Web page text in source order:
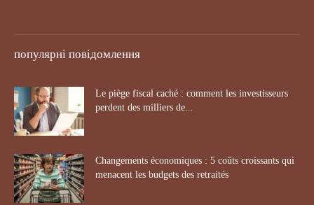
популярні повідомлення
Le piège fiscal caché : comment les investisseurs
perdent des milliers de...
Changements économiques : 5 coûts croissants qui
menacent les budgets des retraités